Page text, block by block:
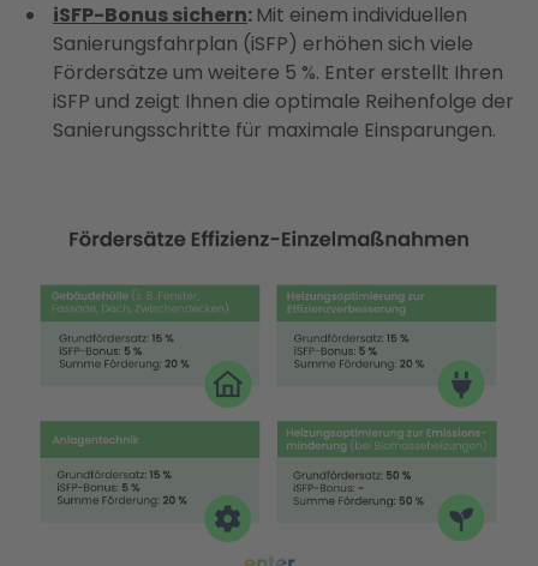
iSFP-Bonus sichern: Mit einem individuellen
Sanierungsfahrplan (iSFP) erhöhen sich viele
Fördersätze um weitere 5 %. Enter erstellt Ihren
iSFP und zeigt Ihnen die optimale Reihenfolge der
Sanierungsschritte für maximale Einsparungen.